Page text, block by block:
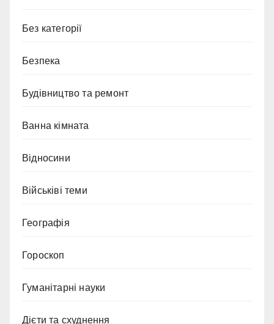
Без категорії
Безпека
Будівництво та ремонт
Ванна кімната
Відносини
Військіві теми
Географія
Гороскоп
Гуманітарні науки
Дієти та схуднення